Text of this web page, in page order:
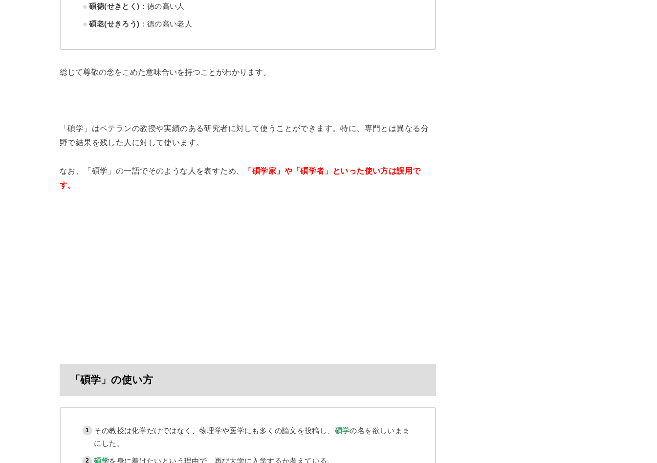
碩徳(せきとく) ：徳の高い人
碩老(せきろう) ：徳の高い老人
総じて尊敬の念をこめた意味合いを持つことがわかります。
「碩学」はベテランの教授や実績のある研究者に対して使うことができます。特に、専門とは異なる分
野で結果を残した人に対して使います。
なお、「碩学」の一語でそのような人を表すため、
「碩学家」や「碩学者」といった使い方は誤用で
す。
「碩学」の使い方
その教授は化学だけではなく、物理学や医学にも多くの論文を投稿し、 碩学の名を欲しいまま
にした。
碩学を身に着けたいという理由で、再び大学に入学するか考えている。